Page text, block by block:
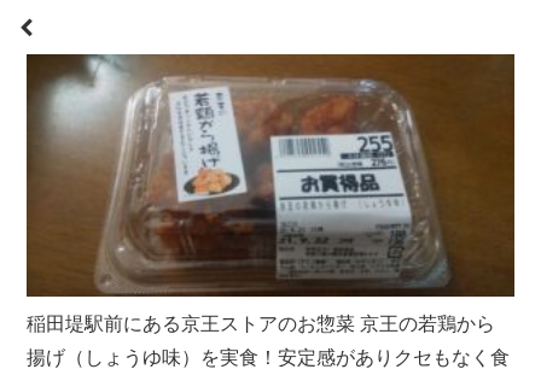
稲田堤駅前にある京王ストアのお惣菜 京王の若鶏から
揚げ（しょうゆ味）を実食！安定感がありクセもなく食